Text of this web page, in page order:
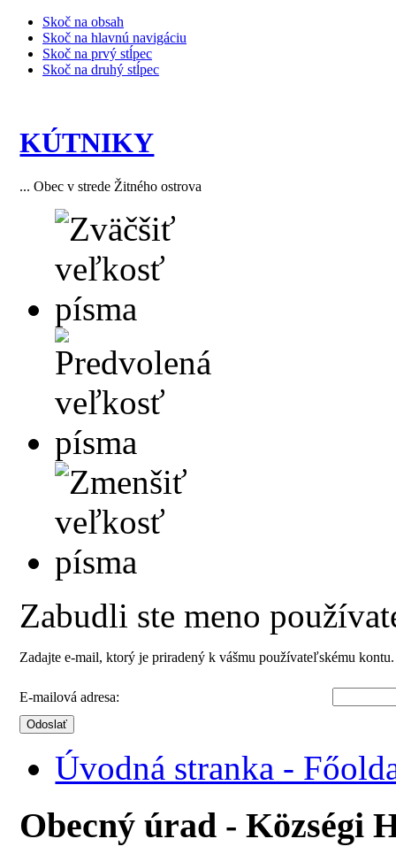
Skoč na obsah
Skoč na hlavnú navigáciu
Skoč na prvý stĺpec
Skoč na druhý stĺpec
KÚTNIKY
... Obec v strede Žitného ostrova
Zabudli ste meno
Zadajte e-mail, ktorý je priradený k vášmu používateľskému
E-mailová adresa:
Odoslať
Úvodná stranka -
Obecný úrad - Községi